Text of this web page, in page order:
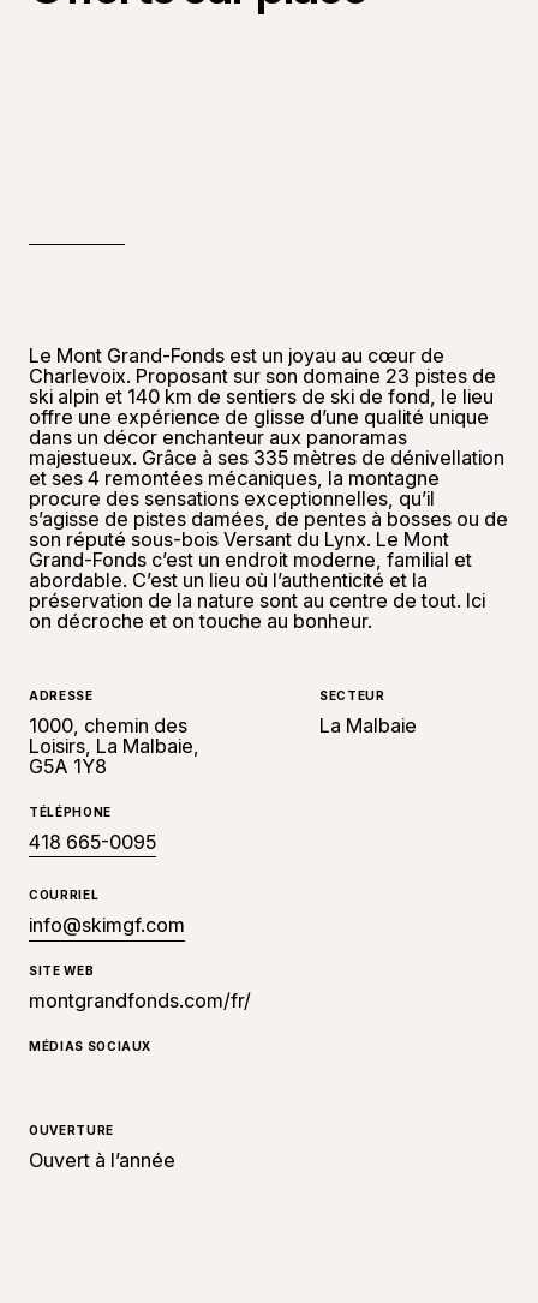
Le Mont Grand-Fonds est un joyau au cœur de
Charlevoix. Proposant sur son domaine 23 pistes de
ski alpin et 140 km de sentiers de ski de fond, le lieu
offre une expérience de glisse d’une qualité unique
dans un décor enchanteur aux panoramas
majestueux. Grâce à ses 335 mètres de dénivellation
et ses 4 remontées mécaniques, la montagne
procure des sensations exceptionnelles, qu’il
s’agisse de pistes damées, de pentes à bosses ou de
son réputé sous-bois Versant du Lynx. Le Mont
Grand-Fonds c’est un endroit moderne, familial et
abordable. C’est un lieu où l’authenticité et la
préservation de la nature sont au centre de tout. Ici
on décroche et on touche au bonheur.
ADRESSE
1000, chemin des
Loisirs, La Malbaie,
G5A 1Y8
SECTEUR
La Malbaie
TÉLÉPHONE
418 665-0095
COURRIEL
info@skimgf.com
SITE WEB
montgrandfonds.com/fr/
MÉDIAS SOCIAUX
OUVERTURE
Ouvert à l’année